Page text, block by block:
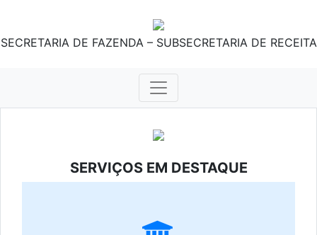
SECRETARIA DE FAZENDA – SUBSECRETARIA DE RECEITA
SERVIÇOS EM DESTAQUE